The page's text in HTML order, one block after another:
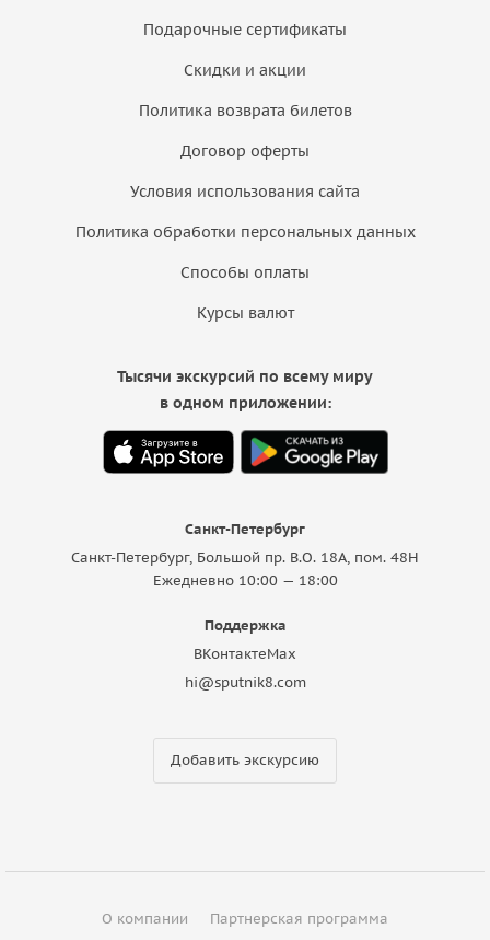
Подарочные сертификаты
Скидки и акции
Политика возврата билетов
Договор оферты
Условия использования сайта
Политика обработки персональных данных
Способы оплаты
Курсы валют
Санкт-Петербург
Санкт-Петербург, Большой пр. В.О. 18A, пом. 48Н
Ежедневно 10:00 — 18:00
Поддержка
ВКонтактеMax
hi@sputnik8.com
Добавить экскурсию
Тысячи экскурсий по всему миру
в одном приложении:
О компании Партнерская программа